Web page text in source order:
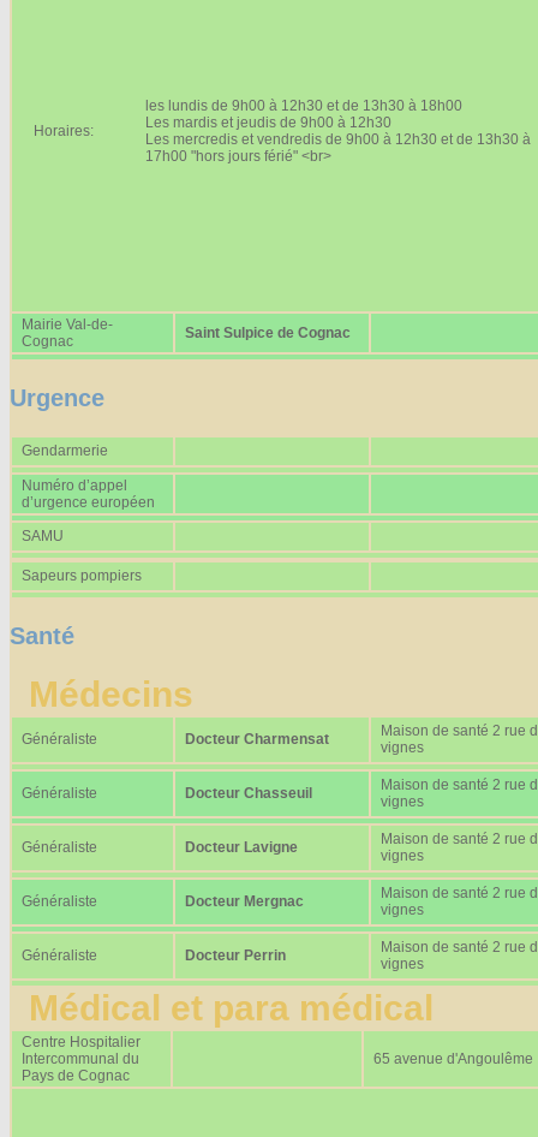
Horaires:
les lundis de 9h00 à 12h30 et de 13h30 à 18h00
Les mardis et jeudis de 9h00 à 12h30
Les mercredis et vendredis de 9h00 à 12h30 et de 13h30 à
17h00 "hors jours férié" <br>
Mairie Val-de-
Cognac
Saint Sulpice de Cognac
Urgence
Gendarmerie
Numéro d’appel
d’urgence européen
SAMU
Sapeurs pompiers
Santé
Médecins
Généraliste Docteur Charmensat
Maison de santé 2 rue
vignes
Généraliste Docteur Chasseuil
Maison de santé 2 rue
vignes
Généraliste Docteur Lavigne
Maison de santé 2 rue
vignes
Généraliste Docteur Mergnac
Maison de santé 2 rue
vignes
Généraliste Docteur Perrin
Maison de santé 2 rue
vignes
Médical et para médical
Centre Hospitalier
Intercommunal du
Pays de Cognac
65 avenue d'Angoulême